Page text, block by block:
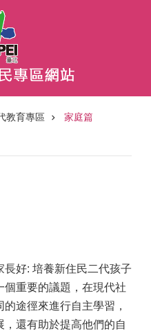
教育專區 家庭篇
好: 培養新住民二代孩子
重要的議題，在現代社
途徑來進行自主學習，
還有助於提高他們的自